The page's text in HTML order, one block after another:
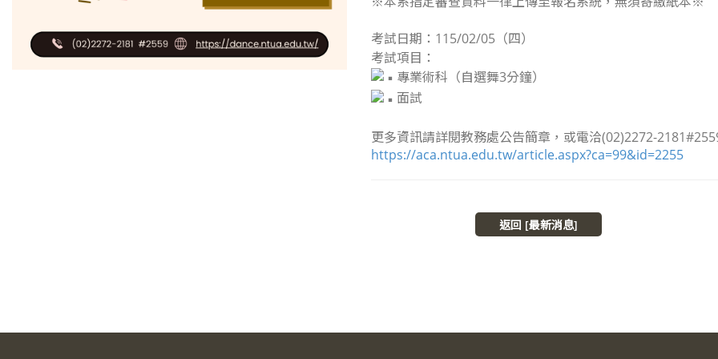
考試日期：115/02/05（四）
考試項目：
專業術科（自選舞3分鐘）
面試
更多資訊請詳閱教務處公告簡章，或電洽(02)2272-
https://aca.ntua.edu.tw/article.aspx?ca=99&id=2255
返回 [最新消息]